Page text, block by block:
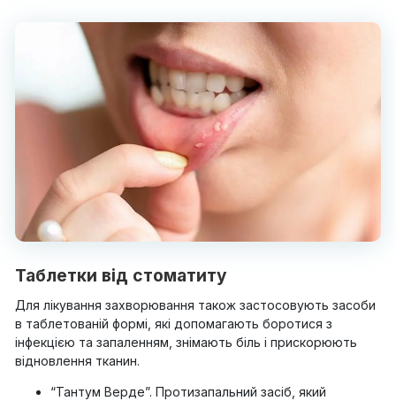
Таблетки від стоматиту
Для лікування захворювання також застосовують засоби
в таблетованій формі, які допомагають боротися з
інфекцією та запаленням, знімають біль і прискорюють
відновлення тканин.
“Тантум Верде”. Протизапальний засіб, який